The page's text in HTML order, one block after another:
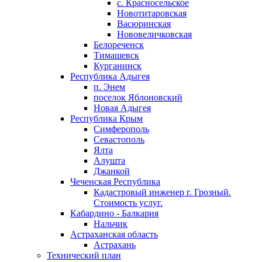
с. Красносельское
Новотитаровская
Васюринская
Нововеличковская
Белореченск
Тимашевск
Курганинск
Республика Адыгея
п. Энем
поселок Яблоновский
Новая Адыгея
Республика Крым
Симферополь
Севастополь
Ялта
Алушта
Джанкой
Чеченская Республика
Кадастровый инженер г. Грозный.
Стоимость услуг.
Кабардино - Балкария
Нальчик
Астраханская область
Астрахань
Технический план